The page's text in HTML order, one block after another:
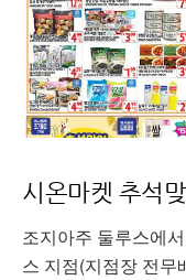
시온마켓 추석
조지아주 둘루스에
스 지점(지점장 전무